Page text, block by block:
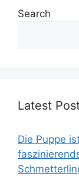
Search
Latest
Die Puppe